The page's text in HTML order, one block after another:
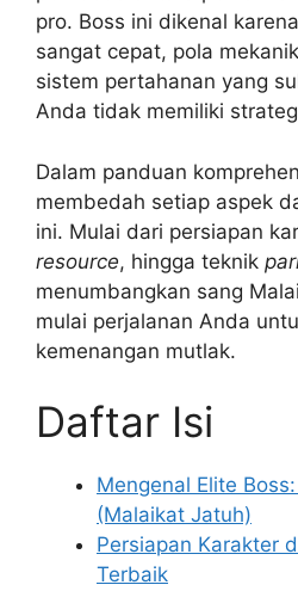
pro. Boss ini dikenal
sangat cepat, pola
sistem pertahanan yang
Anda tidak memiliki
Dalam panduan
membedah setiap aspek
ini. Mulai dari persiapan
resource, hingga teknik
menumbangkan sang
mulai perjalanan Anda
kemenangan mutlak.
Daftar Isi
Mengenal Elite
(Malaikat Jatuh)
Persiapan Karakter
Terbaik